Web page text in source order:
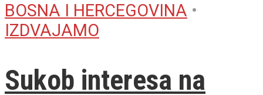
BOSNA I HERCEGOVINA •
IZDVAJAMO
Sukob interesa na